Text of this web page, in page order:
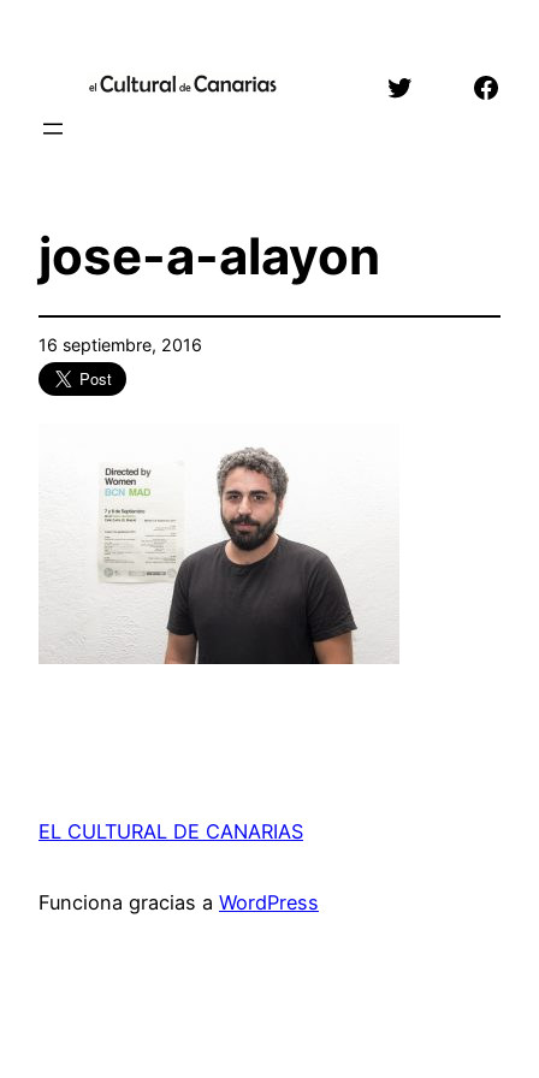
contenido
Twitter
jose-a-alayon
16 septiembre, 2016
EL CULTURAL DE CANARIAS
Funciona gracias a WordPress